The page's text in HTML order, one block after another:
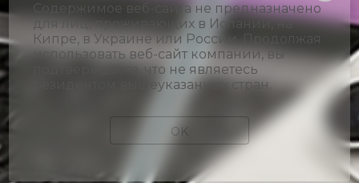
Содержимое веб-сайта не предназначено
для лиц, проживающих в Испании, на
Кипре, в Украине или России. Продолжая
использовать веб-сайт компании, вы
подтверждаете, что не являетесь
резидентом вышеуказанных стран.
OK